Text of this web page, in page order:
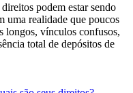
podem estar sendo
uma realidade que poucos
longos, vínculos confusos,
total de depósitos de